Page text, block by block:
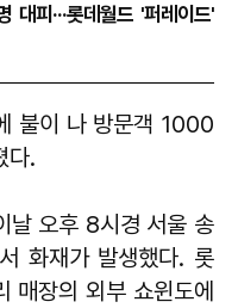
피···롯데월드 '퍼레이드'
불이 나 방문객 1000
다.
날 오후 8시경 서울 송
화재가 발생했다. 롯
매장의 외부 쇼윈도에